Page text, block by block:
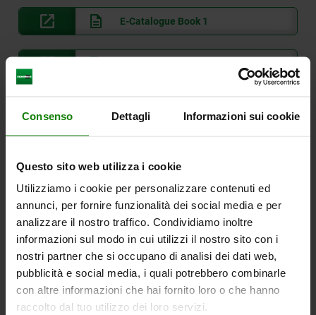
Consenso Dettagli Informazioni sui cookie
Questo sito web utilizza i cookie
Utilizziamo i cookie per personalizzare contenuti ed
annunci, per fornire funzionalità dei social media e per
analizzare il nostro traffico. Condividiamo inoltre
informazioni sul modo in cui utilizzi il nostro sito con i
nostri partner che si occupano di analisi dei dati web,
pubblicità e social media, i quali potrebbero combinarle
con altre informazioni che hai fornito loro o che hanno
raccolto dal tuo utilizzo dei loro servizi.
E-Catalogue Book 1
Naturalmente, è possibile scaricare
l'intero catalogo in formato PDF
THE BIG GREEN BOOK 1